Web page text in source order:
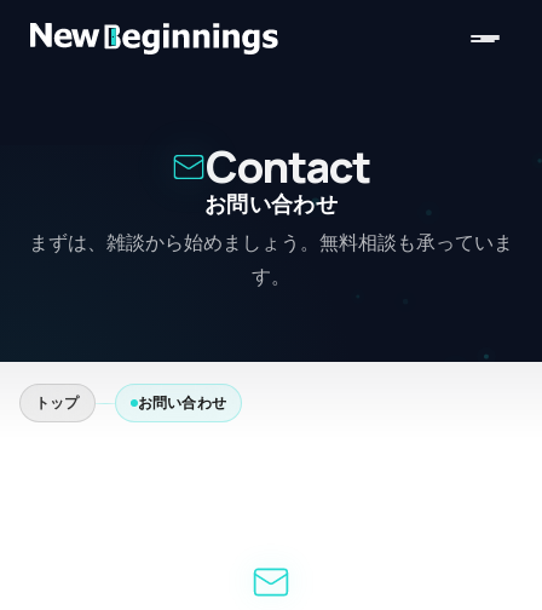
Contact
お問い合わせ
まずは、雑談から始めましょう。無料相談も承っていま
す。
トップ お問い合わせ